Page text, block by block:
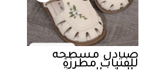
صنادل مسطحة
للفتيات مطرزة